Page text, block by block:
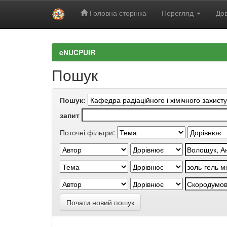
Головна сторінка Перегляд
eNUCPUIR
Пошук
Пошук:
запит
Поточні фільтри:
Почати новий пошук